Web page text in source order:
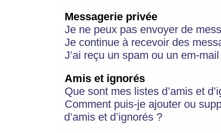
Messagerie privée
Je ne peux pas envoyer de
Je continue à recevoir des
J’ai reçu un spam ou un em-
Amis et ignorés
Que sont mes listes d’amis et
Comment puis-je ajouter ou
d’amis et d’ignorés ?